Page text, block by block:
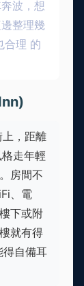
波，想
整理幾
合理 的
，距離
走年輕
房間不
、電
下或附
就有得
得自備耳